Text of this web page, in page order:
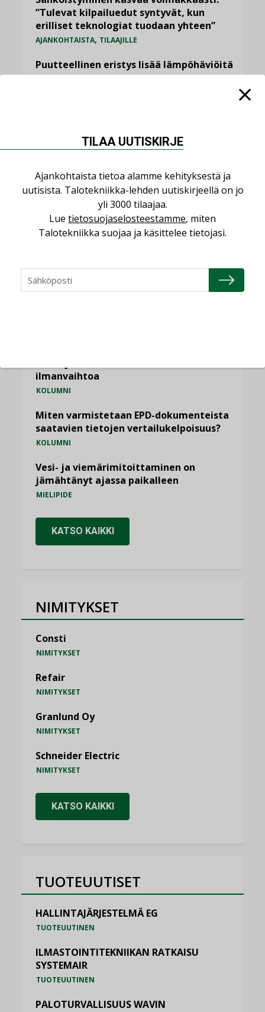
”Tulevat kilpailuedut syntyvät, kun
erilliset teknologiat tuodaan yhteen”
AJANKOHTAISTA, TILAAJILLE
Puutteellinen eristys lisää lämpöhäviöitä
NÄKÖKULMIA
Puheista tekoihin – uusin teknologia
käyttöön kiinteistöissä
ilmanvaihtoa
KOLUMNI
Miten varmistetaan EPD-dokumenteista
saatavien tietojen vertailukelpoisuus?
KOLUMNI
Vesi- ja viemärimitoittaminen on
jämähtänyt ajassa paikalleen
MIELIPIDE
KATSO KAIKKI
NIMITYKSET
Consti
NIMITYKSET
Refair
NIMITYKSET
Granlund Oy
NIMITYKSET
Schneider Electric
NIMITYKSET
KATSO KAIKKI
TUOTEUUTISET
HALLINTAJÄRJESTELMÄ EG
TUOTEUUTINEN
ILMASTOINTITEKNIIKAN RATKAISU
SYSTEMAIR
TUOTEUUTINEN
PALOTURVALLISUUS WAVIN
TILAA UUTISKIRJE
Ajankohtaista tietoa alamme kehityksestä ja
uutisista. Talotekniikka-lehden uutiskirjeellä on jo
yli 3000 tilaajaa.
Lue tietosuojaselosteestamme, miten
Talotekniikka suojaa ja käsittelee tietojasi.